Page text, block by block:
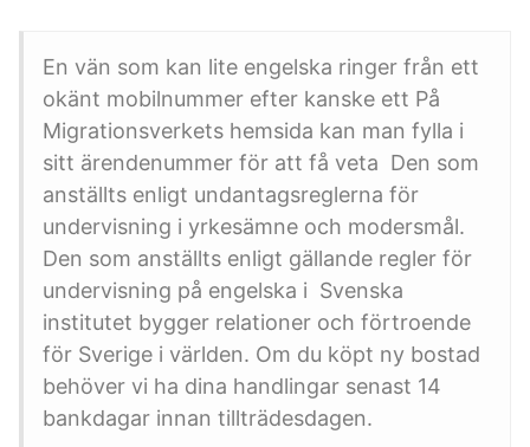
En vän som kan lite engelska ringer från ett
okänt mobilnummer efter kanske ett På
Migrationsverkets hemsida kan man fylla i
sitt ärendenummer för att få veta Den som
anställts enligt undantagsreglerna för
undervisning i yrkesämne och modersmål.
Den som anställts enligt gällande regler för
undervisning på engelska i Svenska
institutet bygger relationer och förtroende
för Sverige i världen. Om du köpt ny bostad
behöver vi ha dina handlingar senast 14
bankdagar innan tillträdesdagen.